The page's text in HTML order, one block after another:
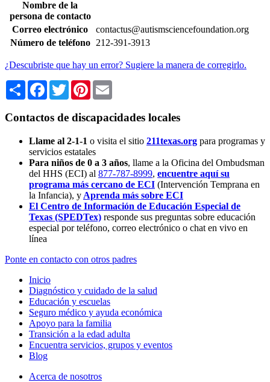
Nombre de la
persona de contacto
Correo electrónico
contactus@autismsciencefoundation.org
Número de teléfono
212-391-3913
¿Descubriste que hay un error? Sugiere la manera de corregirlo.
Share Facebook
TwitterPinterest
Contactos de discapacidades locales
Llame al 2-1-1 o visita el sitio 211texas.org para programas y
servicios estatales
Para niños de 0 a 3 años, llame a la Oficina del Ombudsman
del HHS (ECI) al 877-787-8999, encuentre aquí su
programa más cercano de ECI (Intervención Temprana en
la Infancia), y Aprenda más sobre ECI
El Centro de Información de Educación Especial de
Texas (SPEDTex) responde sus preguntas sobre educación
especial por teléfono, correo electrónico o chat en vivo en
línea
Ponte en contacto con otros padres
Inicio
Diagnóstico y cuidado de la salud
Educación y escuelas
Seguro médico y ayuda económica
Apoyo para la familia
Transición a la edad adulta
Encuentra servicios, grupos y eventos
Blog
Acerca de nosotros